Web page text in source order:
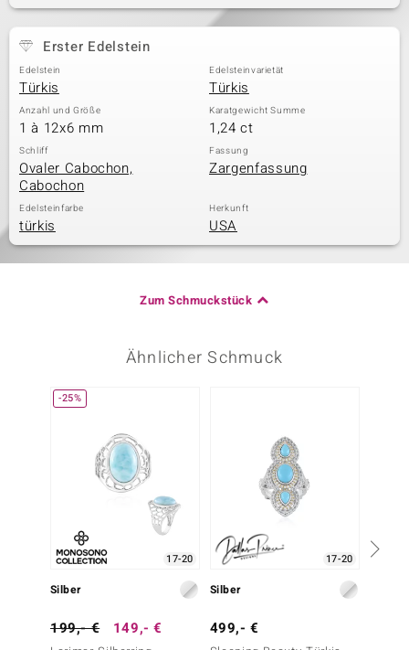
Erster Edelstein
Edelstein
Türkis
Edelsteinvarietät
Türkis
Anzahl und Größe
1 à 12x6 mm
Karatgewicht Summe
1,24 ct
Schliff
Ovaler Cabochon,
Cabochon
Fassung
Zargenfassung
Edelsteinfarbe
türkis
Herkunft
USA
Zum Schmuckstück
Ähnlicher Schmuck
-25%
17-20
Silber
199,- € 149,- €
17-20
Silber
499,- €